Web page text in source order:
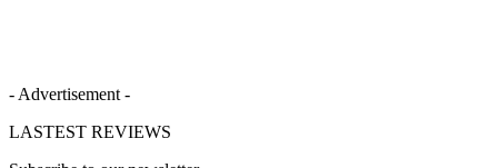
- Advertisement -
LASTEST REVIEWS